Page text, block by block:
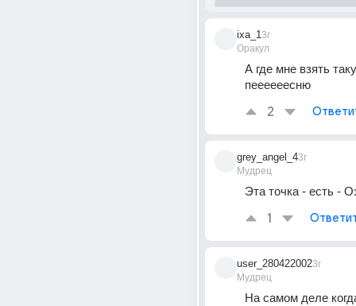
ixa_1
Оракул
3г
А где мне взять
пеееееесню
2
grey_angel_4
Мудрец
3г
Эта точка - есть -
1
user_280422002
Мудрец
3г
На самом деле